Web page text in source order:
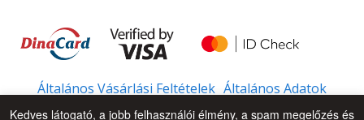
Általános Vásárlási Feltételek Általános Adatok
Kedves látogató, a jobb felhasználói élmény, a spam megelőzés és